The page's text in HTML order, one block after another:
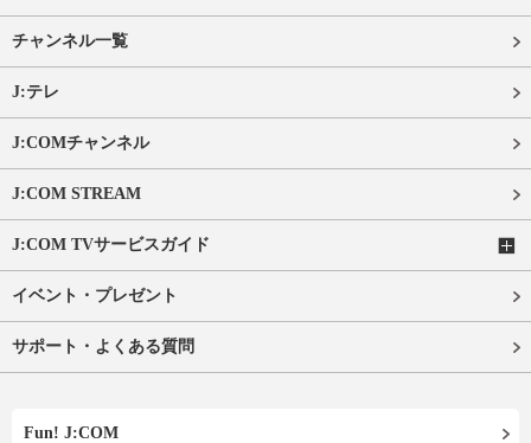
チャンネル一覧
J:テレ
J:COMチャンネル
J:COM STREAM
J:COM TVサービスガイド
イベント・プレゼント
サポート・よくある質問
Fun! J:COM